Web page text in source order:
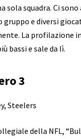
sola squadra. Ci
gruppo e diversi
La profilazione
bassi e sale da lì.
3
Steelers
della NFL,